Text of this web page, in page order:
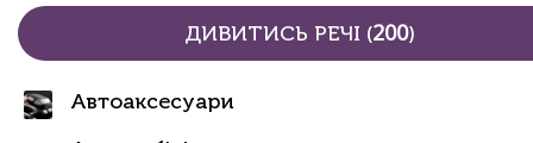
ДИВИТИСЬ РЕЧІ (200)
Автоаксесуари